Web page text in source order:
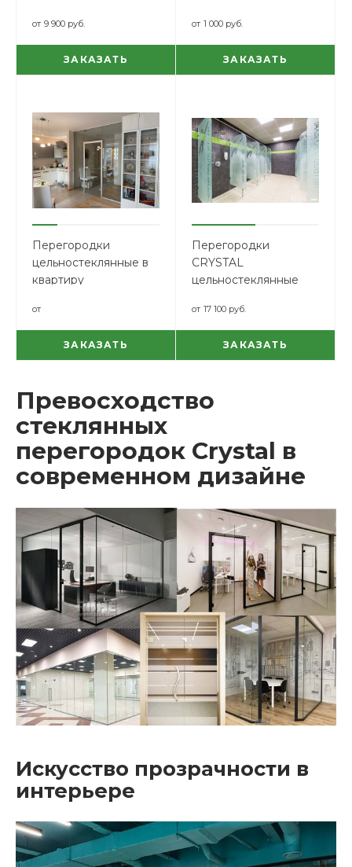
от 9 900 руб.
ЗАКАЗАТЬ
от 1 000 руб.
ЗАКАЗАТЬ
Перегородки
цельностеклянные в
квартиру
от
ЗАКАЗАТЬ
Перегородки
CRYSTAL
цельностеклянные
от 17 100 руб.
ЗАКАЗАТЬ
Превосходство
стеклянных
перегородок Crystal в
современном дизайне
Искусство прозрачности в
интерьере